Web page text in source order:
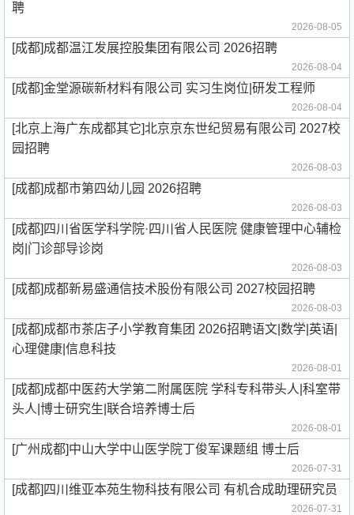
聘
2026-08-05
[成都]成都温江发展控股集团有限公司 2026招聘
2026-08-04
[成都]金堂源碳新材料有限公司 实习生岗位|研发工程师
2026-08-04
[北京上海广东成都其它]北京京东世纪贸易有限公司 2027校
园招聘
2026-08-03
[成都]成都市第四幼儿园 2026招聘
2026-08-03
[成都]四川省医学科学院·四川省人民医院 健康管理中心辅检
岗|门诊部导诊岗
2026-08-03
[成都]成都新易盛通信技术股份有限公司 2027校园招聘
2026-08-03
[成都]成都市茶店子小学教育集团 2026招聘语文|数学|英语|
心理健康|信息科技
2026-08-01
[成都]成都中医药大学第二附属医院 学科专科带头人|科室带
头人|博士研究生|联合培养博士后
2026-08-01
[广州成都]中山大学中山医学院丁俊军课题组 博士后
2026-07-31
[成都]四川维亚本苑生物科技有限公司 有机合成助理研究员
2026-07-31